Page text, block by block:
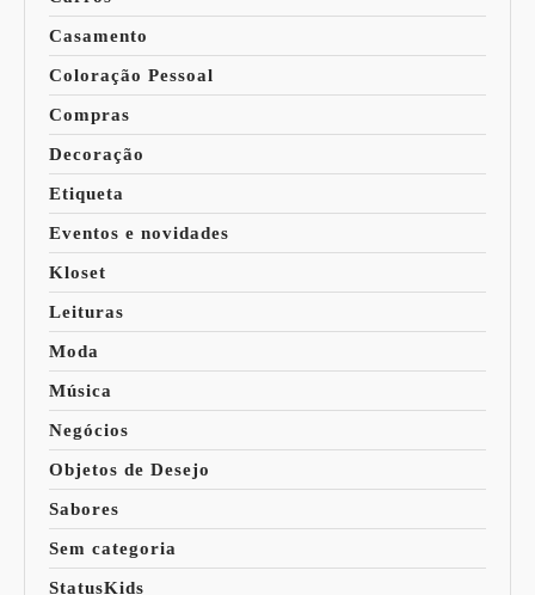
Casamento
Coloração Pessoal
Compras
Decoração
Etiqueta
Eventos e novidades
Kloset
Leituras
Moda
Música
Negócios
Objetos de Desejo
Sabores
Sem categoria
StatusKids